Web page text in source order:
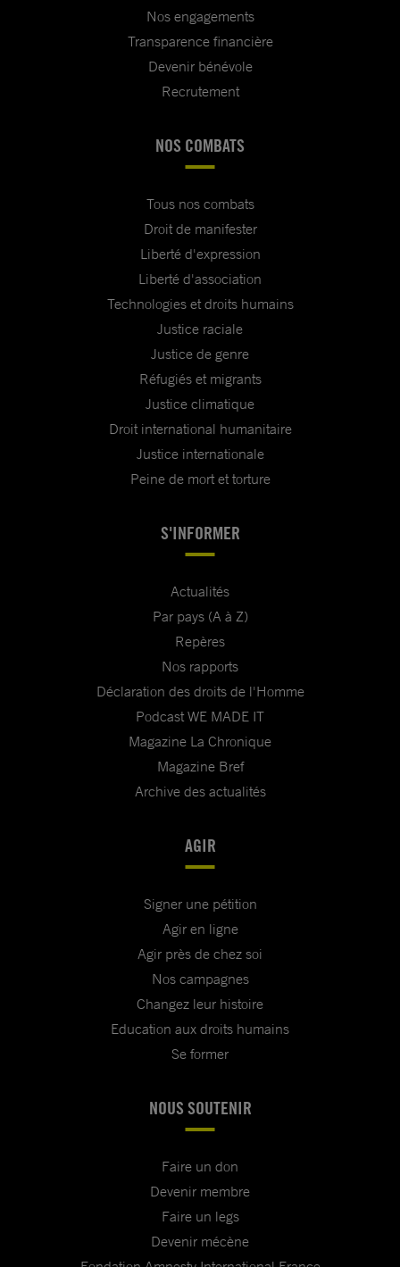
Nos engagements
Transparence financière
Devenir bénévole
Recrutement
NOS COMBATS
Tous nos combats
Droit de manifester
Liberté d'expression
Liberté d'association
Technologies et droits humains
Justice raciale
Justice de genre
Réfugiés et migrants
Justice climatique
Droit international humanitaire
Justice internationale
Peine de mort et torture
S'INFORMER
Actualités
Par pays (A à Z)
Repères
Nos rapports
Déclaration des droits de l'Homme
Podcast WE MADE IT
Magazine La Chronique
Magazine Bref
Archive des actualités
AGIR
Signer une pétition
Agir en ligne
Agir près de chez soi
Nos campagnes
Changez leur histoire
Education aux droits humains
Se former
NOUS SOUTENIR
Faire un don
Devenir membre
Faire un legs
Devenir mécène